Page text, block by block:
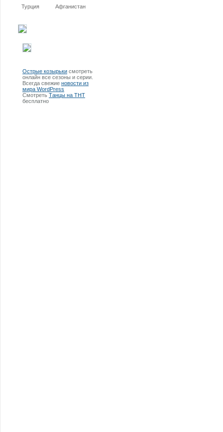
Турция Афганистан
Острые козырьки смотреть
онлайн все сезоны и серии.
Всегда свежие новости из
мира WordPress
Смотреть Танцы на ТНТ
бесплатно